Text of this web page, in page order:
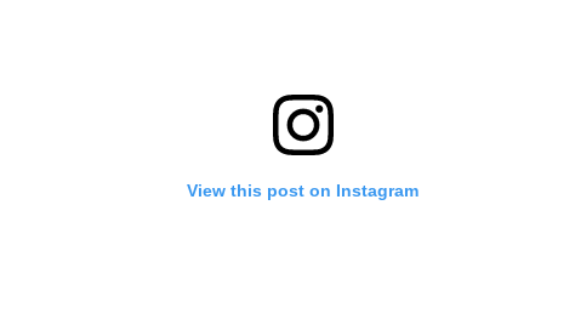
View this post on Instagram